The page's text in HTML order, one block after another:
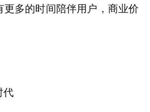
更多的时间陪伴用户，商业价
代